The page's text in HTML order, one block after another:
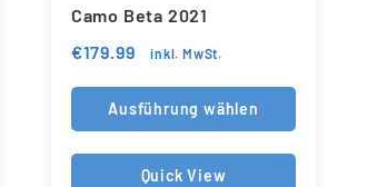
Camo Beta 2021
€179.99 inkl. MwSt.
Ausführung wählen
Quick View